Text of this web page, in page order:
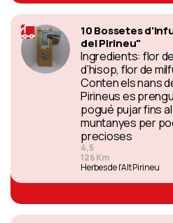
10 Bossetes
del Pirineu"
Ingredients: flor
d’hisop, flor de
Conten els nans
Pirineus es
pogué pujar fins
muntanyes per
precioses
4,5
126 Km
Herbes de l'Alt Pirineu